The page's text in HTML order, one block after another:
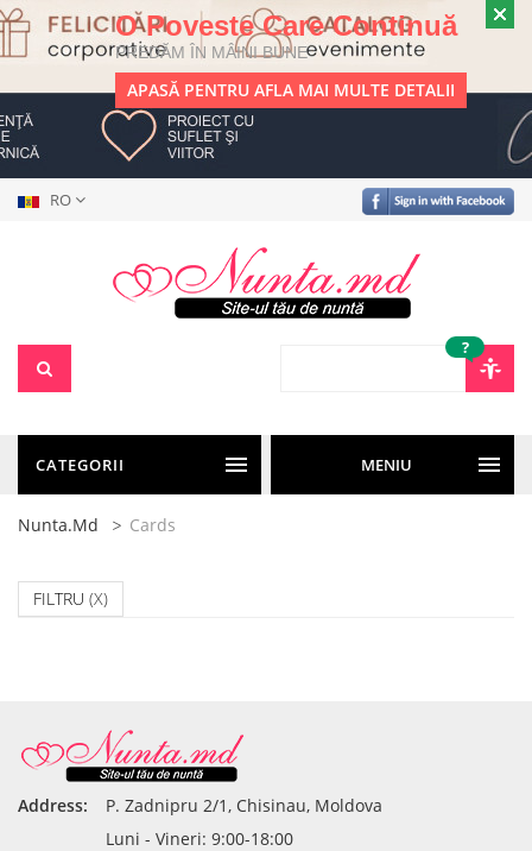
O Poveste Care Continuă
PREDĂM ÎN MÂINI BUNE
APASĂ PENTRU AFLA MAI MULTE DETALII
RO
?
CATEGORII MENIU
Nunta.md Cards
FILTRU (X)
Address:
P. Zadnipru 2/1, Chisinau, Moldova
Luni - Vineri: 9:00-18:00